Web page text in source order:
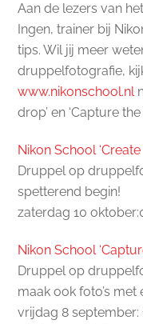
Aan de lezers van
Ingen, trainer bij
tips. Wil jij meer
druppelfotografie,
www.nikonschool.nl
drop’ en ‘Capture the
Nikon School ‘Create
Druppel op
spetterend begin!
zaterdag 10
Nikon School
Druppel op
maak ook foto’s
vrijdag 8 september: